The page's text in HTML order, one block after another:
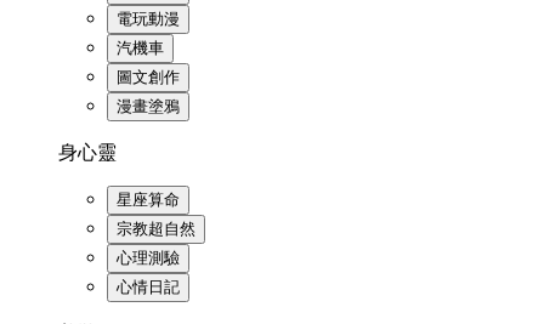
電玩動漫
汽機車
圖文創作
漫畫塗鴉
身心靈
星座算命
宗教超自然
心理測驗
心情日記